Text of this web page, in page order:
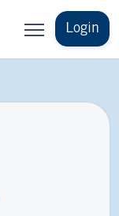
Login